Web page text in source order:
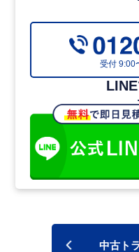
広いトレーラー輸送業務に
ハイルーフキャブで長
ハイルーフ仕様でドライ
仮眠時の快適性も期待で
7速MTで力強い走行性
7速マニュアル仕様でト
テランドライバーがすぐ
受付 9:00
中古ト